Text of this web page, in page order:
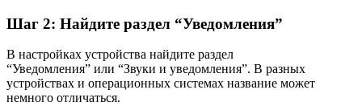
Шаг 2: Найдите раздел “Уведомления”
В настройках устройства найдите раздел
“Уведомления” или “Звуки и уведомления”. В разных
устройствах и операционных системах название может
немного отличаться.